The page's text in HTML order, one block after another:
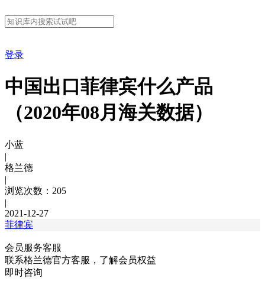
登录
中国出口菲律宾什么产品
（2020年08月海关数据）
小蓝
|
格兰德
|
浏览次数：205
|
2021-12-27
菲律宾
会员服务客服
联系格兰德官方客服，了解会员权益
即时咨询